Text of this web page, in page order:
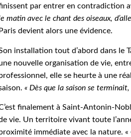
par entrer en contradiction
matin avec le chant des oiseaux,
Paris devient alors une évidence.
installation tout d’abord dans le
nouvelle organisation de vie,
elle se heurte à une
« Dès que la saison se
finalement à Saint-Antonin-
vie. Un territoire vivant toute
immédiate avec la nature. «